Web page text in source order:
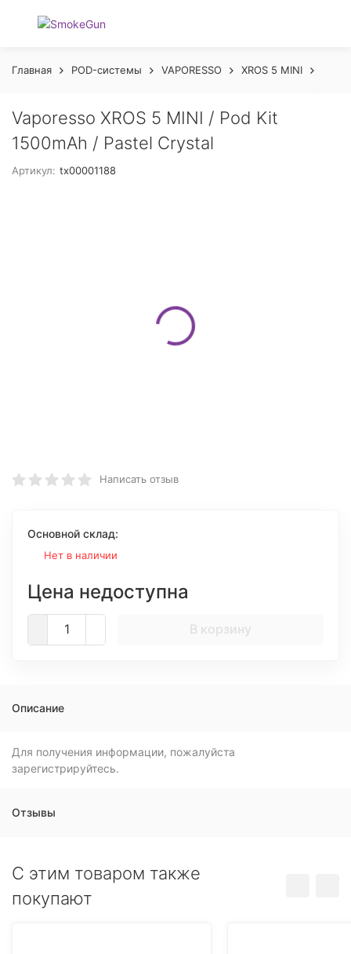
Главная POD-системы VAPORESSO XROS 5 MINI
Vaporesso XROS 5 MINI / Pod Kit
1500mAh / Pastel Crystal
Артикул: tx00001188
Написать отзыв
Основной склад:
Нет в наличии
Цена недоступна
В корзину
Описание
Для получения информации, пожалуйста
зарегистрируйтесь.
Отзывы
C этим товаром также
покупают